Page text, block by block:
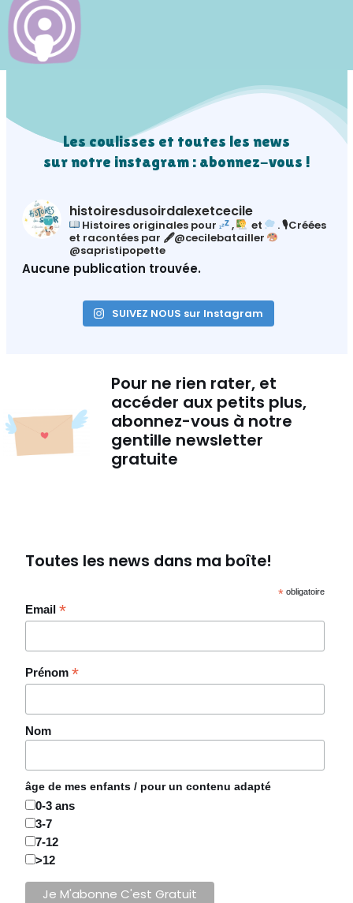
Les coulisses et toutes les news
sur notre instagram : abonnez-vous !
histoiresdusoirdalexetcecile
Histoires originales pour , et .🎙Créées
et racontées par 🖋@cecilebatailler
@sapristipopette
Aucune publication trouvée.
SUIVEZ NOUS sur Instagram
Pour ne rien rater, et
accéder aux petits plus,
abonnez-vous à notre
gentille newsletter
gratuite
Toutes les news dans ma boîte!
* obligatoire
Email*
Prénom*
Nom
âge de mes enfants / pour un contenu adapté
0-3 ans
3-7
7-12
>12